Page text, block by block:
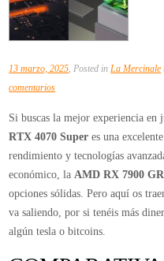
13 marzo, 2025, Posted inLa Mercinale
comentariosen
Técnica:
RTX
4090,
RTX
5090
y
AMD
RX
Si buscas la mejor experiencia
RTX 4070 Super es una
rendimiento y tecnologías
económico, laAMD RX 7900
opciones sólidas. Pero aquí os
va saliendo, por si tenéis más
algún tesla o bitcoins.